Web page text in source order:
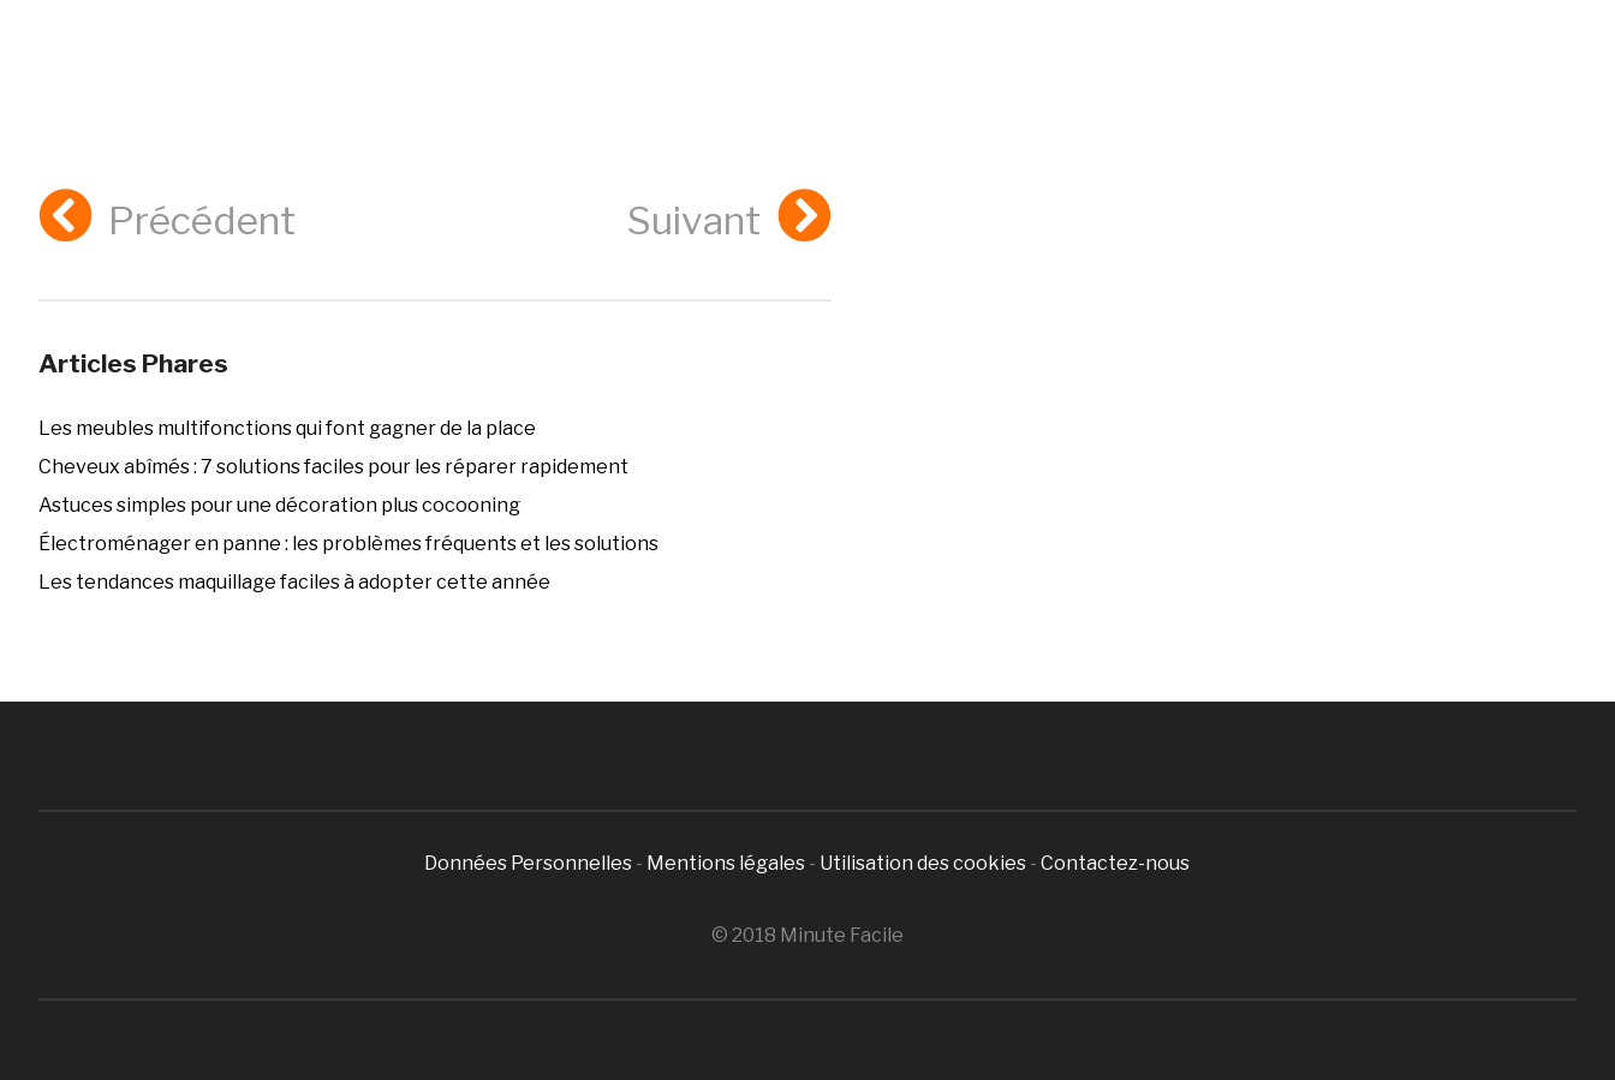
Précédent Suivant
Articles Phares
Les meubles multifonctions qui font gagner de la place
Cheveux abîmés : 7 solutions faciles pour les réparer rapidement
Astuces simples pour une décoration plus cocooning
Électroménager en panne : les problèmes fréquents et les solutions
Les tendances maquillage faciles à adopter cette année
Données Personnelles - Mentions légales - Utilisation des cookies -Contactez-nous
© 2018 Minute Facile